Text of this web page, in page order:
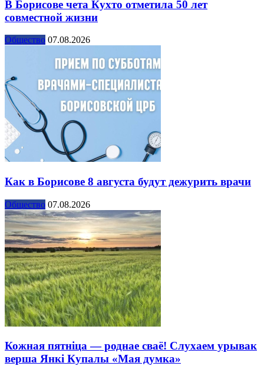
В Борисове чета Кухто отметила 50 лет
совместной жизни
Общество 07.08.2026
Как в Борисове 8 августа будут дежурить врачи
Общество 07.08.2026
Кожная пятніца — роднае сваё! Слухаем урывак
верша Янкі Купалы «Мая думка»